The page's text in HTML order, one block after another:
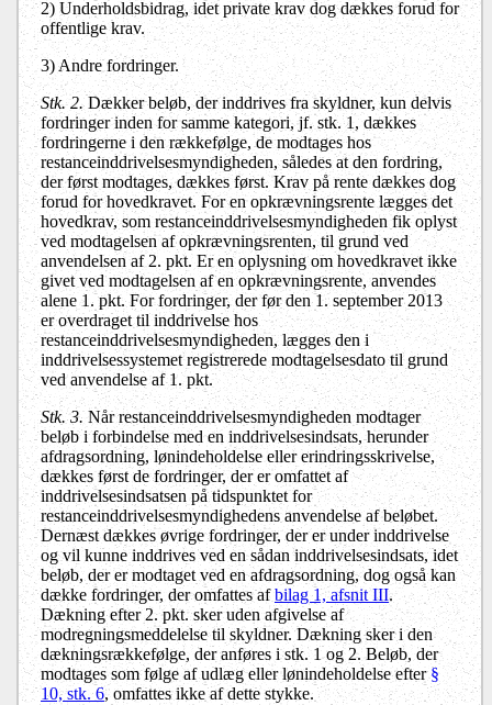
2) Underholdsbidrag, idet private krav dog dækkes forud for
offentlige krav.
3) Andre fordringer.
Stk. 2.Dækker beløb, der inddrives fra skyldner, kun delvis
fordringer inden for samme kategori, jf. stk. 1, dækkes
fordringerne i den rækkefølge, de modtages hos
restanceinddrivelsesmyndigheden, således at den fordring,
der først modtages, dækkes først. Krav på rente dækkes dog
forud for hovedkravet. For en opkrævningsrente lægges det
hovedkrav, som restanceinddrivelsesmyndigheden fik oplyst
ved modtagelsen af opkrævningsrenten, til grund ved
anvendelsen af 2. pkt. Er en oplysning om hovedkravet ikke
givet ved modtagelsen af en opkrævningsrente, anvendes
alene 1. pkt. For fordringer, der før den 1. september 2013
er overdraget til inddrivelse hos
restanceinddrivelsesmyndigheden, lægges den i
inddrivelsessystemet registrerede modtagelsesdato til grund
ved anvendelse af 1. pkt.
Stk. 3.Når restanceinddrivelsesmyndigheden modtager
beløb i forbindelse med en inddrivelsesindsats, herunder
afdragsordning, lønindeholdelse eller erindringsskrivelse,
dækkes først de fordringer, der er omfattet af
inddrivelsesindsatsen på tidspunktet for
restanceinddrivelsesmyndighedens anvendelse af beløbet.
Dernæst dækkes øvrige fordringer, der er under inddrivelse
og vil kunne inddrives ved en sådan inddrivelsesindsats, idet
beløb, der er modtaget ved en afdragsordning, dog også kan
dække fordringer, der omfattes afbilag 1, afsnit III.
Dækning efter 2. pkt. sker uden afgivelse af
modregningsmeddelelse til skyldner. Dækning sker i den
dækningsrækkefølge, der anføres i stk. 1 og 2. Beløb, der
modtages som følge af udlæg eller lønindeholdelse efter§
10, stk. 6, omfattes ikke af dette stykke.